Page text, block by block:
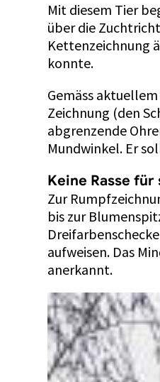
Mit diesem Tier
über die
Kettenzeichnung
konnte.
Gemäss
Zeichnung (den
abgrenzende
Mundwinkel. Er
Keine Rasse
Zur
bis zur
aufweisen. Das
anerkannt.